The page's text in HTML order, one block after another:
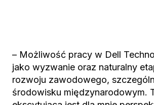
– Możliwość pracy w Dell
jako wyzwanie oraz naturalny
rozwoju zawodowego,
środowisku międzynarodowym.